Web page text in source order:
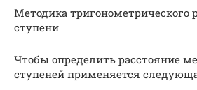
Методика тригонометрического
ступени
Чтобы определить расстояние
ступеней применяется